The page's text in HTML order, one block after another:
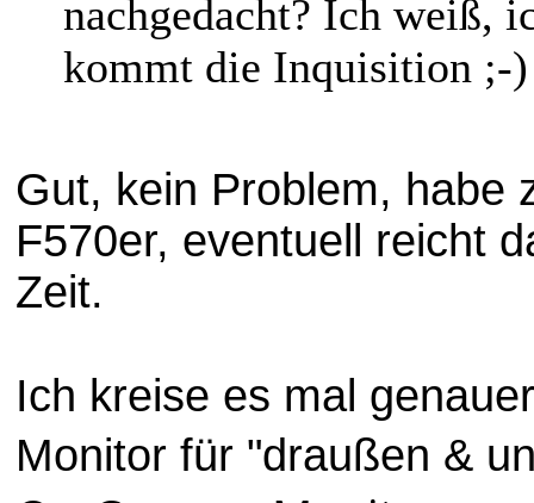
nachgedacht? Ich weiß,
kommt die Inquisition ;-)
Gut, kein Problem, habe
F570er, eventuell reicht
Zeit.
Ich kreise es mal
Monitor für "draußen &